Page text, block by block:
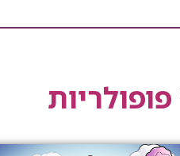
פופולריות